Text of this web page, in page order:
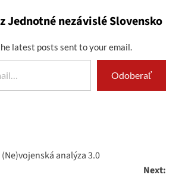
Jednotné nezávislé Slovensko
latest posts sent to your email.
Odoberať
analýza 3.0
Next: